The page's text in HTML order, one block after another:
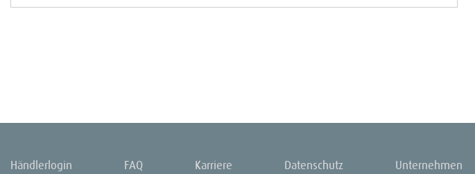
Händlerlogin FAQ Karriere Datenschutz Unternehmen